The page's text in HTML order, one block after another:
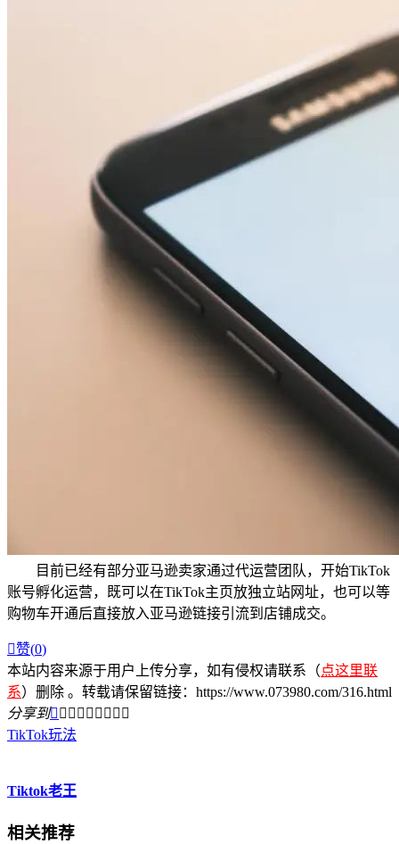
目前已经有部分亚马逊卖家通过代运营团队，开始TikTok
账号孵化运营，既可以在TikTok主页放独立站网址，也可以等
购物车开通后直接放入亚马逊链接引流到店铺成交。
赞(0)
本站内容来源于用户上传分享，如有侵权请联系（点这里联
系）删除 。转载请保留链接：https://www.073980.com/316.html
分享到        
TikTok玩法
Tiktok老王
相关推荐